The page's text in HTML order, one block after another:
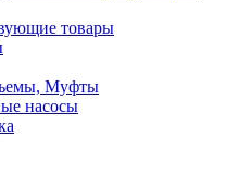
товары
Муфты
насосы